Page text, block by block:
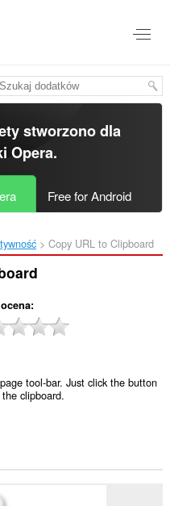
stworzono dla
Opera.
Free for Android
Copy URL to Clipboard‎
tool-bar. Just click the button
clipboard.